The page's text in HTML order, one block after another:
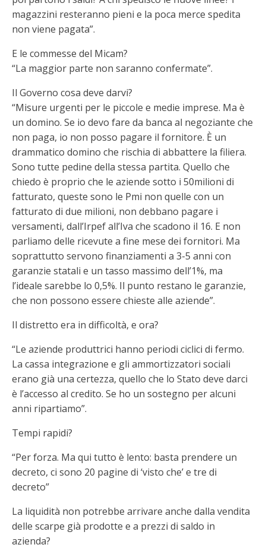
magazzini resteranno pieni e la poca merce spedita
non viene pagata”.
E le commesse del Micam?
“La maggior parte non saranno confermate”.
Il Governo cosa deve darvi?
“Misure urgenti per le piccole e medie imprese. Ma è
un domino. Se io devo fare da banca al negoziante che
non paga, io non posso pagare il fornitore. È un
drammatico domino che rischia di abbattere la filiera.
Sono tutte pedine della stessa partita. Quello che
chiedo è proprio che le aziende sotto i 50milioni di
fatturato, queste sono le Pmi non quelle con un
fatturato di due milioni, non debbano pagare i
versamenti, dall’Irpef all’Iva che scadono il 16. E non
parliamo delle ricevute a fine mese dei fornitori. Ma
soprattutto servono finanziamenti a 3-5 anni con
garanzie statali e un tasso massimo dell’1%, ma
l’ideale sarebbe lo 0,5%. Il punto restano le garanzie,
che non possono essere chieste alle aziende”.
Il distretto era in difficoltà, e ora?
“Le aziende produttrici hanno periodi ciclici di fermo.
La cassa integrazione e gli ammortizzatori sociali
erano già una certezza, quello che lo Stato deve darci
è l’accesso al credito. Se ho un sostegno per alcuni
anni ripartiamo”.
Tempi rapidi?
“Per forza. Ma qui tutto è lento: basta prendere un
decreto, ci sono 20 pagine di ‘visto che’ e tre di
decreto”
La liquidità non potrebbe arrivare anche dalla vendita
delle scarpe già prodotte e a prezzi di saldo in
azienda?